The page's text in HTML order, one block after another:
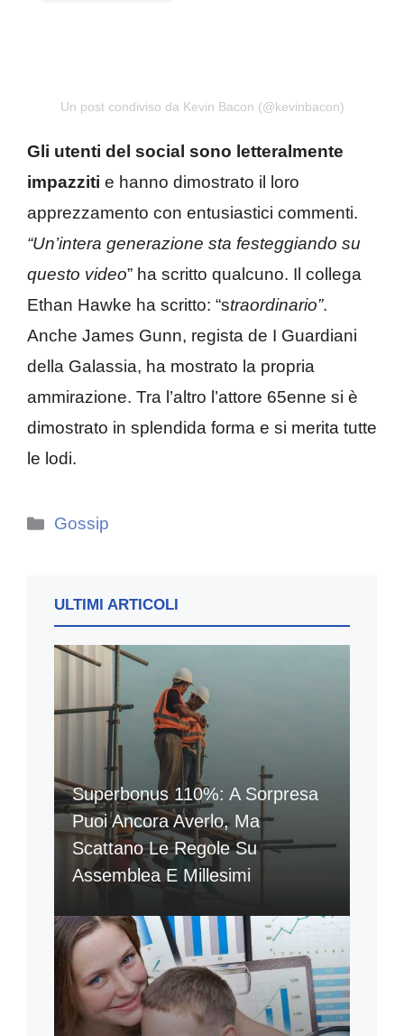
Un post condiviso da Kevin Bacon (@kevinbacon)
Gli utenti del social sono letteralmente
impazziti e hanno dimostrato il loro
apprezzamento con entusiastici commenti.
“Un’intera generazione sta festeggiando su
questo video” ha scritto qualcuno. Il collega
Ethan Hawke ha scritto: “straordinario”.
Anche James Gunn, regista de I Guardiani
della Galassia, ha mostrato la propria
ammirazione. Tra l’altro l’attore 65enne si è
dimostrato in splendida forma e si merita tutte
le lodi.
Categorie
Gossip
ULTIMI ARTICOLI
Superbonus 110%: A Sorpresa
Puoi Ancora Averlo, Ma
Scattano Le Regole Su
Assemblea E Millesimi